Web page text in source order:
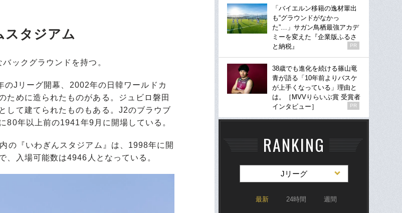
スタジアム
ックグラウンドを持つ。
Jリーグ開幕、2002年の日韓ワールドカ
ために造られたものがある。ジュビロ磐田
して建てられたものもある。J2のブラウブ
80年以上前の1941年9月に開場している。
の『いわぎんスタジアム』は、1998年に開
、入場可能数は4946人となっている。
「バイエルン移籍の逸材輩出
も“グラウンドがなかっ
た”…」サガン鳥栖最強アカデ
ミーを変えた『企業版ふるさ
と納税』
PR
38歳でも進化を続ける篠山竜
青が語る「10年前よりバスケ
が上手くなっている」理由と
は。［MVVりらいぶ賞 受賞者
インタビュー］
PR
RANKING
Jリーグ
最新 24時間 週間